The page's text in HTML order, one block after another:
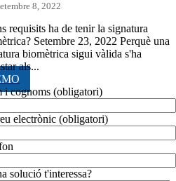
8, 2022
requisits ha de tenir la signatura
Setembre 23, 2022 Perquè una
biomètrica sigui vàlida s'ha
als...
i cognoms (obligatori)
electrònic (obligatori)
solució t'interessa?